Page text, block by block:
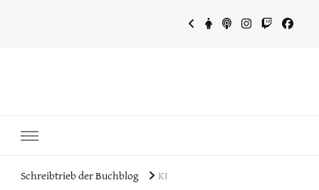
Schreibtrieb der Buchblog KI